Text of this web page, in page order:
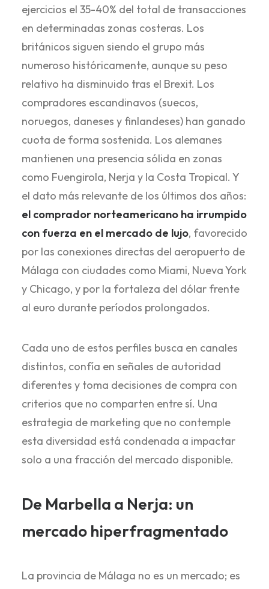
ejercicios el 35-40% del total de transacciones
en determinadas zonas costeras. Los
británicos siguen siendo el grupo más
numeroso históricamente, aunque su peso
relativo ha disminuido tras el Brexit. Los
compradores escandinavos (suecos,
noruegos, daneses y finlandeses) han ganado
cuota de forma sostenida. Los alemanes
mantienen una presencia sólida en zonas
como Fuengirola, Nerja y la Costa Tropical. Y
el dato más relevante de los últimos dos años:
el comprador norteamericano ha irrumpido
con fuerza en el mercado de lujo, favorecido
por las conexiones directas del aeropuerto de
Málaga con ciudades como Miami, Nueva York
y Chicago, y por la fortaleza del dólar frente
al euro durante períodos prolongados.
Cada uno de estos perfiles busca en canales
distintos, confía en señales de autoridad
diferentes y toma decisiones de compra con
criterios que no comparten entre sí. Una
estrategia de marketing que no contemple
esta diversidad está condenada a impactar
solo a una fracción del mercado disponible.
De Marbella a Nerja: un
mercado hiperfragmentado
La provincia de Málaga no es un mercado; es